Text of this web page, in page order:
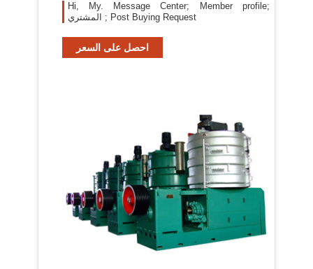
Hi, My. Message Center; Member profile;
المشتري ; Post Buying Request
احصل على السعر